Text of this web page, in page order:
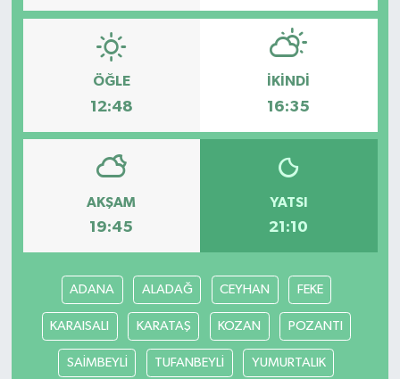
ÖĞLE
12:48
İKINDI
16:35
AKŞAM
19:45
YATSI
21:10
ADANA ALADAĞ CEYHAN FEKE
KARAISALI KARATAŞ KOZAN POZANTI
SAİMBEYLİ TUFANBEYLİ YUMURTALIK